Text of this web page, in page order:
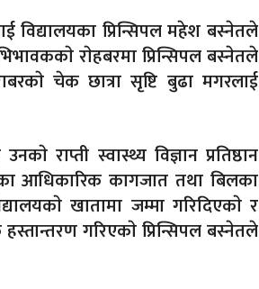
विद्यालयका प्रिन्सिपल महेश बस्नेतले
राेहबरमा प्रिन्सिपल बस्नेतले
चेक छात्रा सृष्टि बुढा मगरलाई
राप्ती स्वास्थ्य विज्ञान प्रतिष्ठान
आधिकारिक कागजात तथा बिलका
खातामा जम्मा गरिदिएकाे र
गरिएकाे प्रिन्सिपल बस्नेतले